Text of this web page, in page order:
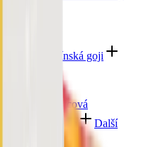
Kustovnice čínská goji
Slunečnicová
Další